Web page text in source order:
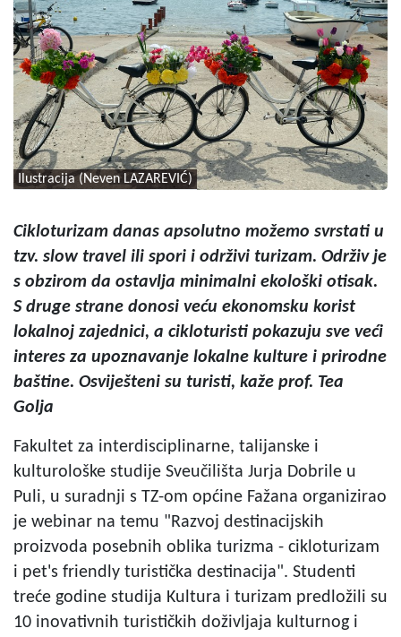
Ilustracija (Neven LAZAREVIĆ)
Cikloturizam danas apsolutno možemo svrstati u
tzv. slow travel ili spori i održivi turizam. Održiv je
s obzirom da ostavlja minimalni ekološki otisak.
S druge strane donosi veću ekonomsku korist
lokalnoj zajednici, a cikloturisti pokazuju sve veći
interes za upoznavanje lokalne kulture i prirodne
baštine. Osviješteni su turisti, kaže prof. Tea
Golja
Fakultet za interdisciplinarne, talijanske i
kulturološke studije Sveučilišta Jurja Dobrile u
Puli, u suradnji s TZ-om općine Fažana organizirao
je webinar na temu "Razvoj destinacijskih
proizvoda posebnih oblika turizma - cikloturizam
i pet's friendly turistička destinacija". Studenti
treće godine studija Kultura i turizam predložili su
10 inovativnih turističkih doživljaja kulturnog i